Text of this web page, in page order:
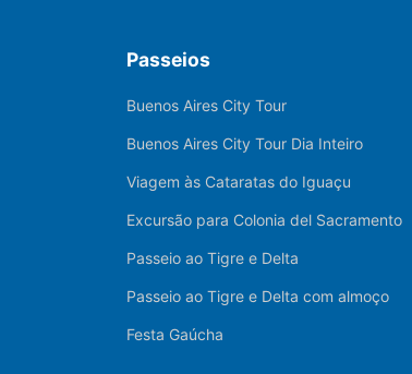
Passeios
Buenos Aires City Tour
Buenos Aires City Tour Dia Inteiro
Viagem às Cataratas do Iguaçu
Excursão para Colonia del Sacramento
Passeio ao Tigre e Delta
Passeio ao Tigre e Delta com almoço
Festa Gaúcha